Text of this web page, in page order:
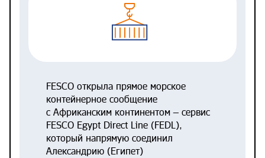
FESCO открыла прямое морское
контейнерное сообщение
с Африканским континентом – сервис
FESCO Egypt Direct Line (FEDL),
который напрямую соединил
Александрию (Египет)